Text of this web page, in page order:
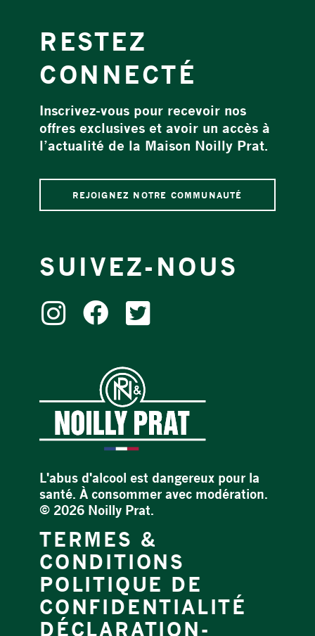
RESTEZ
CONNECTÉ
Inscrivez-vous pour recevoir nos
offres exclusives et avoir un accès à
l’actualité de la Maison Noilly Prat.
REJOIGNEZ NOTRE COMMUNAUTÉ
SUIVEZ-NOUS
L'abus d'alcool est dangereux pour la
santé. À consommer avec modération.
© 2026 Noilly Prat.
TERMES &
CONDITIONS
POLITIQUE DE
CONFIDENTIALITÉ
DÉCLARATION-